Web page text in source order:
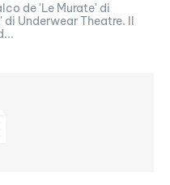
de 'Le Murate' di
Underwear Theatre. Il